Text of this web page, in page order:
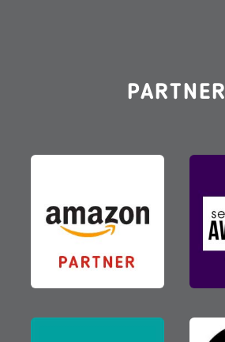
PARTNER